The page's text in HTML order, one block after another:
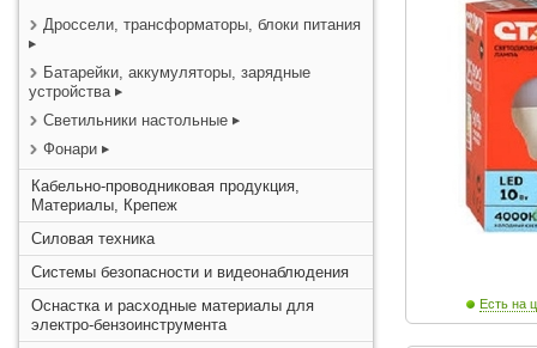
Дроссели, трансформаторы, блоки питания
Батарейки, аккумуляторы, зарядные
устройства
Светильники настольные
Фонари
Кабельно-проводниковая продукция,
Материалы, Крепеж
Силовая техника
Системы безопасности и видеонаблюдения
Оснастка и расходные материалы для
электро-бензоинструмента
Есть на